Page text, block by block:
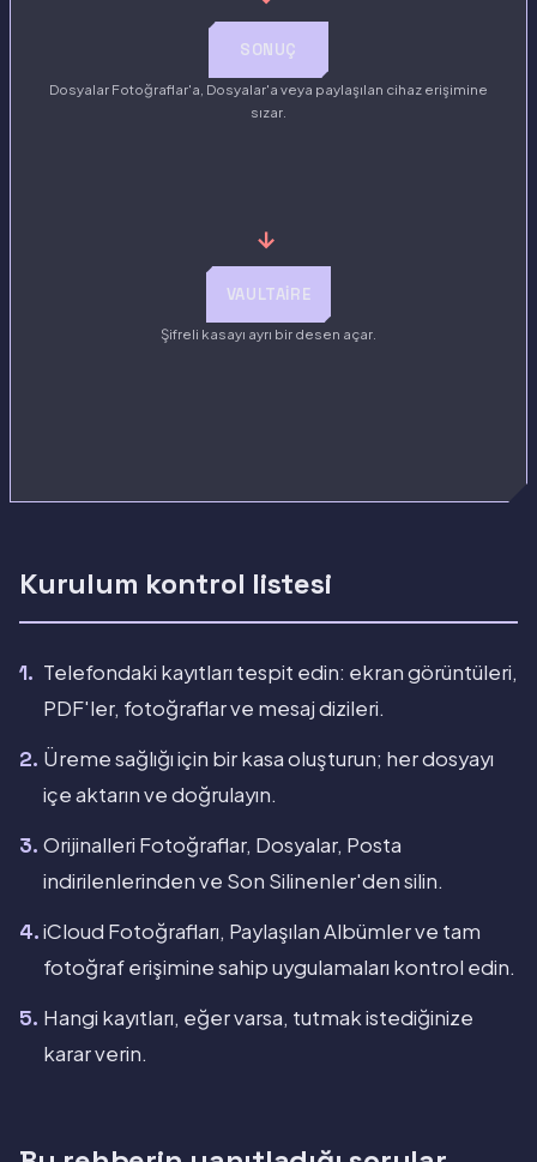
SONUÇ
Dosyalar Fotoğraflar'a, Dosyalar'a veya paylaşılan cihaz erişimine
sızar.
→
VAULTAIRE
Şifreli kasayı ayrı bir desen açar.
Kurulum kontrol listesi
Telefondaki kayıtları tespit edin: ekran görüntüleri,
PDF'ler, fotoğraflar ve mesaj dizileri.
Üreme sağlığı için bir kasa oluşturun; her dosyayı
içe aktarın ve doğrulayın.
Orijinalleri Fotoğraflar, Dosyalar, Posta
indirilenlerinden ve Son Silinenler'den silin.
iCloud Fotoğrafları, Paylaşılan Albümler ve tam
fotoğraf erişimine sahip uygulamaları kontrol edin.
Hangi kayıtları, eğer varsa, tutmak istediğinize
karar verin.